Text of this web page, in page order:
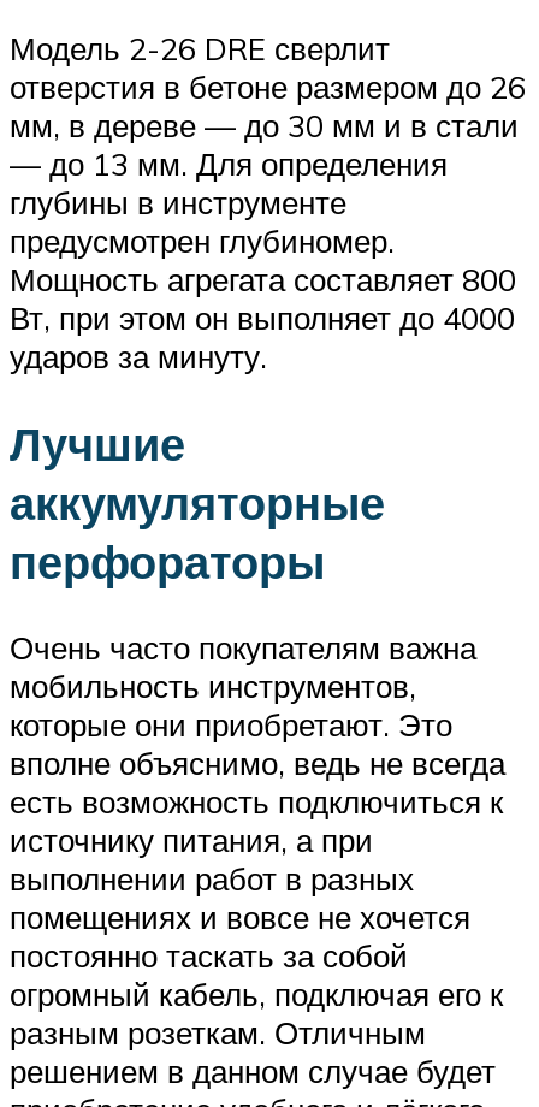
Модель 2-26 DRE сверлит
отверстия в бетоне размером до 26
мм, в дереве — до 30 мм и в стали
— до 13 мм. Для определения
глубины в инструменте
предусмотрен глубиномер.
Мощность агрегата составляет 800
Вт, при этом он выполняет до 4000
ударов за минуту.
Лучшие
аккумуляторные
перфораторы
Очень часто покупателям важна
мобильность инструментов,
которые они приобретают. Это
вполне объяснимо, ведь не всегда
есть возможность подключиться к
источнику питания, а при
выполнении работ в разных
помещениях и вовсе не хочется
постоянно таскать за собой
огромный кабель, подключая его к
разным розеткам. Отличным
решением в данном случае будет